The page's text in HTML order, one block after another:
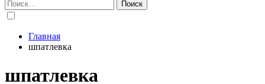
Найти:
Главная
шпатлевка
шпатлевка